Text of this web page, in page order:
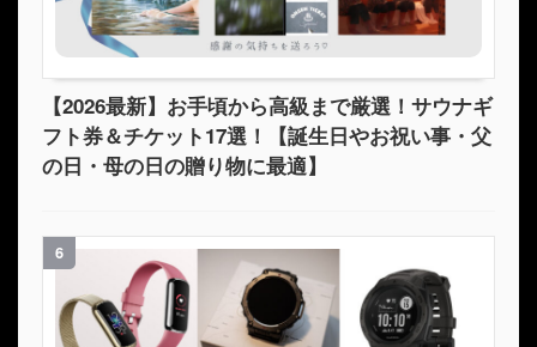
【2026最新】お手頃から高級まで厳選！サウナギ
フト券＆チケット17選！【誕生日やお祝い事・父
の日・母の日の贈り物に最適】
6